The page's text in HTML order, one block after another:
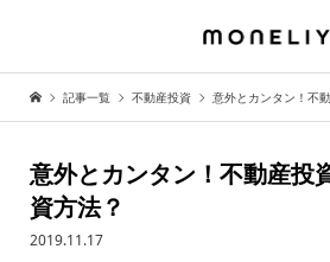
記事一覧 不動産投資 意外とカンタン！不
意外とカンタン！不動産投
資方法？
2019.11.17